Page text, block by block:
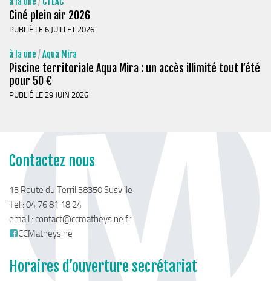
Reconquête de terrains agricoles et installations
Projet Alimentaire Territorial
Urbanisme ADS (Autorisation des droits du sol)
Aménagements touristiques
Stratégie de développement touristique
Territoire Napoléon
Chemins de randonnée
Taxe de séjour & Tourisme
Ciné plein air 2026
PUBLIÉ LE 6 JUILLET 2026
à la une /Aqua Mira
Piscine territoriale Aqua Mira : un accès illimité tout l’été
pour 50 €
PUBLIÉ LE 29 JUIN 2026
Contactez nous
13 Route du Terril 38350 Susville
Tel : 04 76 81 18 24
email : contact@ccmatheysine.fr
CCMatheysine
Horaires d’ouverture secrétariat